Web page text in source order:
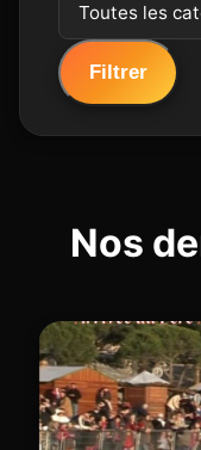
Toutes les
Filtrer
Nos